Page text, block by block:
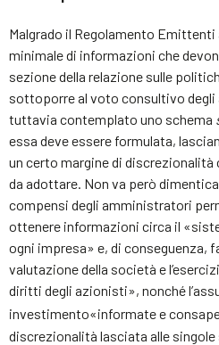
Malgrado il Regolamento
minimale di informazioni che
sezione della relazione sulle
sottoporre al voto consultivo degli
tuttavia contemplato uno schema
essa deve essere formulata,
un certo margine di discrezionalità
da adottare. Non va però
compensi degli amministratori
ottenere informazioni circa il
ogni impresa» e, di conseguenza,
valutazione della società e
diritti degli azionisti», nonché
investimento«informate e
discrezionalità lasciata alle